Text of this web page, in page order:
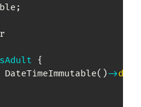
;
{
DateTimeImmutable( )->diff